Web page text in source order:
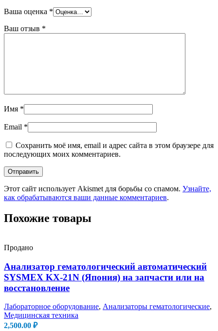
Ваша оценка *
Ваш отзыв *
Имя *
Email *
Сохранить моё имя, email и адрес сайта в этом браузере для
последующих моих комментариев.
Этот сайт использует Akismet для борьбы со спамом. Узнайте,
как обрабатываются ваши данные комментариев.
Похожие товары
Продано
Анализатор гематологический автоматический
SYSMEX KX-21N (Япония) на запчасти или на
восстановление
Лабораторное оборудование, Анализаторы гематологические,
Медицинская техника
2,500.00 ₽